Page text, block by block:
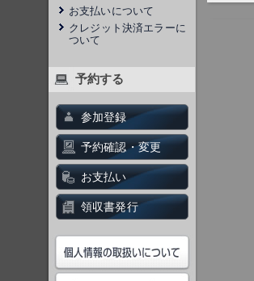
お支払いについて
クレジット決済エラーに
ついて
予約する
参加登録
予約確認・変更
お支払い
領収書発行